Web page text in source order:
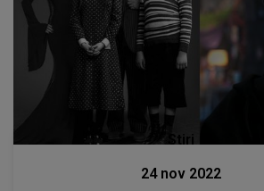
Stiri
24 nov 2022